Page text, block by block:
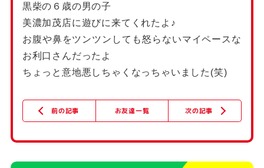
黒柴の６歳の男の子
美濃加茂店に遊びに来てくれたよ♪
お腹や鼻をツンツンしても怒らないマイペースな
お利口さんだったよ
ちょっと意地悪しちゃくなっちゃいました(笑)
前の記事 次の記事
お友達一覧